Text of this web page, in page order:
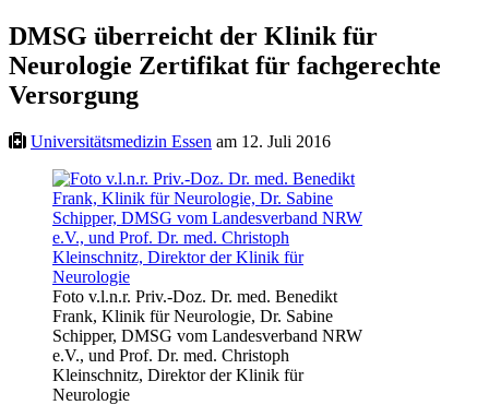
DMSG überreicht der Klinik für
Neurologie Zertifikat für fachgerechte
Versorgung
Universitätsmedizin Essen am 12. Juli 2016
Foto v.l.n.r. Priv.-Doz. Dr. med. Benedikt
Frank, Klinik für Neurologie, Dr. Sabine
Schipper, DMSG vom Landesverband NRW
e.V., und Prof. Dr. med. Christoph
Kleinschnitz, Direktor der Klinik für
Neurologie